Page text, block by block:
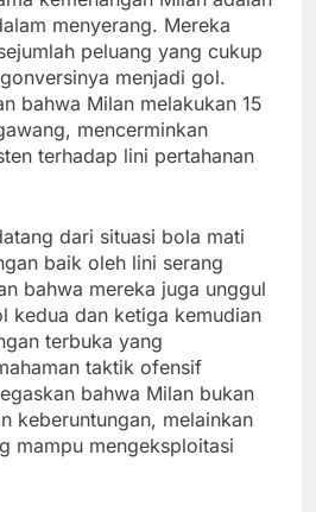
menyerang. Mereka
peluang yang cukup
menjadi gol.
bahwa Milan melakukan 15
mencerminkan
terhadap lini pertahanan
dari situasi bola mati
baik oleh lini serang
bahwa mereka juga unggul
kedua dan ketiga kemudian
terbuka yang
taktik ofensif
bahwa Milan bukan
keberuntungan, melainkan
mampu mengeksploitasi